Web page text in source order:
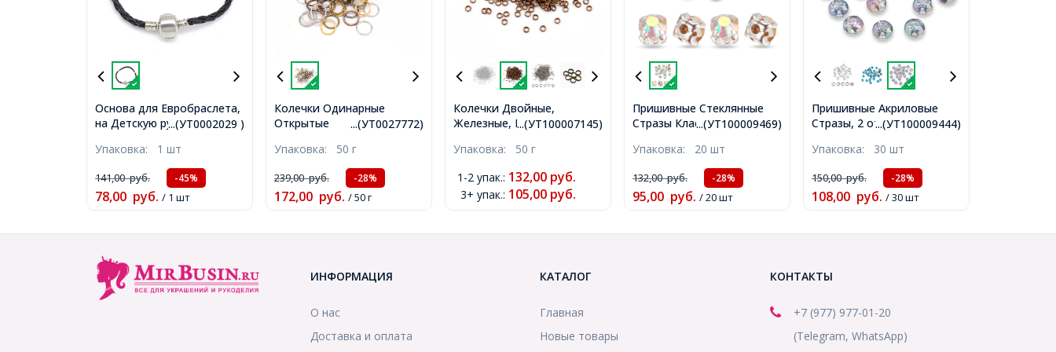
...(УТ0002029 )
Основа для Евробраслета,
на Детскую руку,
Застежка из Латуни, Цвет:
Черный, Размер: 150х3мм,
(УТ0002029)
Упаковка: 1 шт
141,00руб. -45%
78,00 руб. / 1 шт
...(УТ0027772)
Колечки Одинарные
Открытые
Железные, Микс, 4х0.7мм,
2.6мм, около 1200шт/50г,
(УТ0027772)
Упаковка: 50 г
239,00руб. -28%
172,00 руб. / 50 г
...(УТ100007145)
Колечки Двойные,
Железные, Медь, 4х0.7мм,
2.6мм, около 1000шт/50г,
Упаковка: 50 г
1-2 упак.: 132,00 руб.
3+ упак.: 105,00 руб.
...(УТ100009469)
Пришивные Стеклянные
Стразы Класс А, Кристалл
Серебро, Полукруглые,
6х5мм, Отв-тие 1.5мм,
(УТ100009469)
Упаковка: 20 шт
132,00руб. -28%
95,00 руб. / 20 шт
...(УТ100009444)
Пришивные Акриловые
Стразы, 2 отверстия,
АВ, Размер: 8х3мм, Отв-
тие 1мм, (УТ100009444)
Упаковка: 30 шт
150,00руб. -28%
108,00 руб. / 30 шт
ИНФОРМАЦИЯ
О нас
Доставка и оплата
КАТАЛОГ
Главная
Новые товары
КОНТАКТЫ
+7 (977) 977-01-20
(Telegram, WhatsApp)